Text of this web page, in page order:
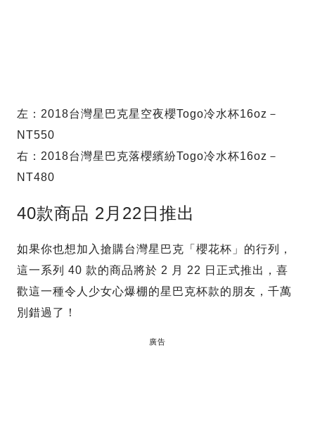
左：2018台灣星巴克星空夜櫻Togo冷水杯16oz－
NT550
右：2018台灣星巴克落櫻繽紛Togo冷水杯16oz－
NT480
40款商品 2月22日推出
如果你也想加入搶購台灣星巴克「櫻花杯」的行列，
這一系列 40 款的商品將於 2 月 22 日正式推出，喜
歡這一種令人少女心爆棚的星巴克杯款的朋友，千萬
別錯過了！
廣告